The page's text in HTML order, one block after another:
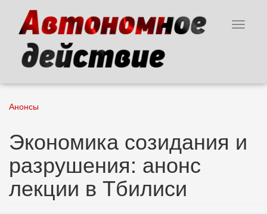
основному
содержанию
Toggle
Анонсы
Экономика созидания и
разрушения: анонс
лекции в Тбилиси